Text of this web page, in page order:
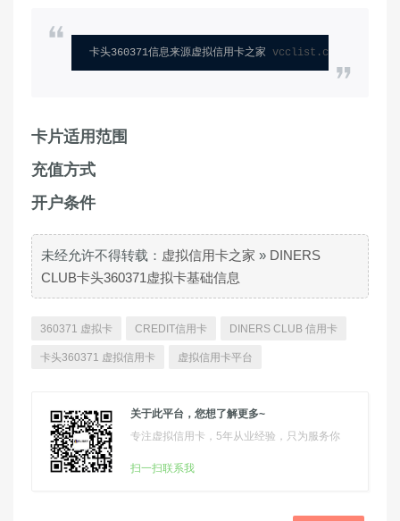
卡头360371信息来源虚拟信用卡之家 vcclist.com
卡片适用范围
充值方式
开户条件
未经允许不得转载： 虚拟信用卡之家 » DINERS
CLUB卡头360371虚拟卡基础信息
360371 虚拟卡 CREDIT信用卡 DINERS CLUB 信用卡
卡头360371 虚拟信用卡 虚拟信用卡平台
关于此平台，您想了解更多~
专注虚拟信用卡，5年从业经验，只为服务你
扫一扫联系我